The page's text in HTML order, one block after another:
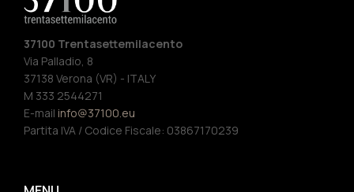
37100 Trentasettemilacento
Via Palladio, 8
37138 Verona (VR) - ITALY
M 333 2544271
E-mail info@37100.eu
Partita IVA / Codice Fiscale: 03867170239